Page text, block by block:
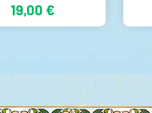
19,00 €